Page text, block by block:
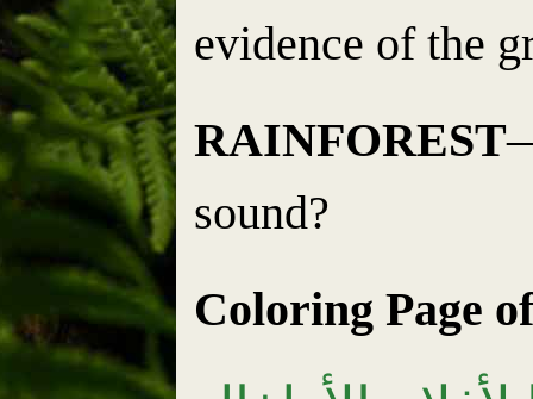
evidence of the
RAINFOREST
sound?
Coloring Page